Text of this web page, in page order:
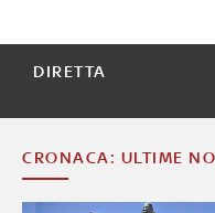
DIRETTA
CRONACA: ULTIME